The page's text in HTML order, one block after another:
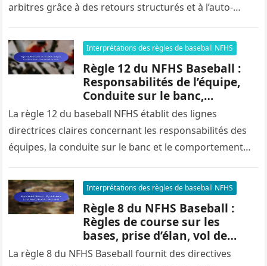
arbitres grâce à des retours structurés et à l’auto-
Interprétations des règles de baseball NFHS
Règle 12 du NFHS Baseball :
Responsabilités de l’équipe,
Conduite sur le banc,
Comportement des joueurs
La règle 12 du baseball NFHS établit des lignes
directrices claires concernant les responsabilités des
équipes, la conduite sur le banc et le comportement
Interprétations des règles de baseball NFHS
Règle 8 du NFHS Baseball :
Règles de course sur les
bases, prise d’élan, vol de
bases
La règle 8 du NFHS Baseball fournit des directives